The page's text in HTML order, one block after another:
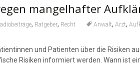
mangelhafter
, Ratgeber, Recht Anwalt, Arzt,
und Patienten über die Risiken
Risiken informiert werden. Wann ist